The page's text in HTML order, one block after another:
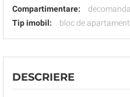
Compartimentare:
Tip imobil:
bloc de
DESCRIERE